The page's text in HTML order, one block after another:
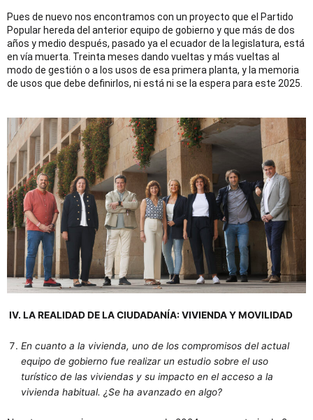
Pues de nuevo nos encontramos con un proyecto que el Partido
Popular hereda del anterior equipo de gobierno y que más de dos
años y medio después, pasado ya el ecuador de la legislatura, está
en vía muerta. Treinta meses dando vueltas y más vueltas al
modo de gestión o a los usos de esa primera planta, y la memoria
de usos que debe definirlos, ni está ni se la espera para este 2025.
IV. LA REALIDAD DE LA CIUDADANÍA: VIVIENDA Y MOVILIDAD
En cuanto a la vivienda, uno de los compromisos del actual
equipo de gobierno fue realizar un estudio sobre el uso
turístico de las viviendas y su impacto en el acceso a la
vivienda habitual. ¿Se ha avanzado en algo?